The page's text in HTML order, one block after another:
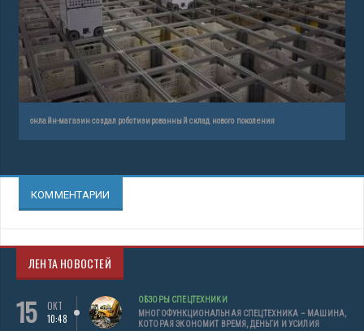
онлайн-магазин создал роботизированный склад нового поколения
КОММЕНТАРИИ
ЛЕНТА НОВОСТЕЙ
15
ОКТ
10:48
ОБЗОРЫ СПЕЦТЕХНИКИ
МНОГОФУНКЦИОНАЛЬНАЯ СПЕЦТЕХНИКА – МАШИНА,
КОТОРАЯ ЭКОНОМИТ ВРЕМЯ, ДЕНЬГИ И УСИЛИЯ